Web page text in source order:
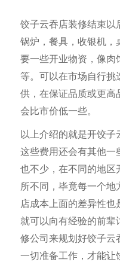
饺子云吞店装修结束以
锅炉，餐具，收银机，
要一些开业物资，像肉
等。可以在市场自行挑
供，在保证品质或更高
会比市价低一些。
以上介绍的就是开饺
这些费用还会有其他一
也不少，在不同的地区
所不同，毕竟每一个
店成本上面的差异性
就可以向有经验的前辈
修公司来规划好饺子云
一切准备工作，才能让